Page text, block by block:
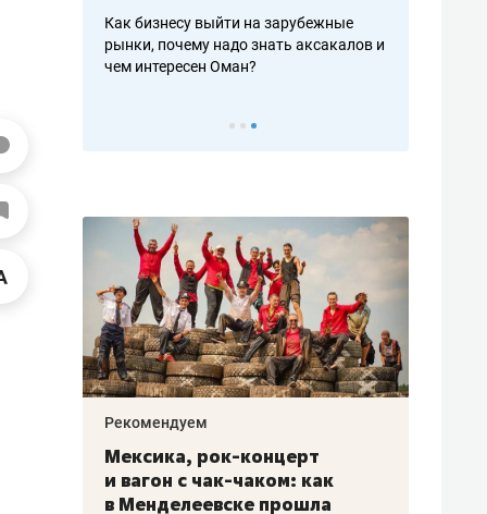
Как бизнесу выйти на зарубежные
рынки, почему надо знать аксакалов и
чем интересен Оман?
Рекомендуем
Мексика, рок-концерт
и вагон с чак-чаком: как
в Менделеевске прошла